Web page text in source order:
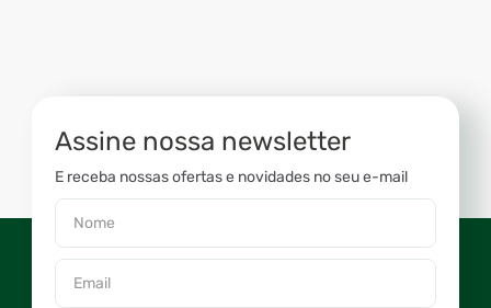
Assine nossa newsletter
E receba nossas ofertas e novidades no seu e-mail